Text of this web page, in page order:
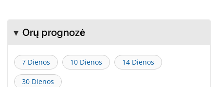
Orų prognozė
7 Dienos 10 Dienos 14 Dienos
30 Dienos